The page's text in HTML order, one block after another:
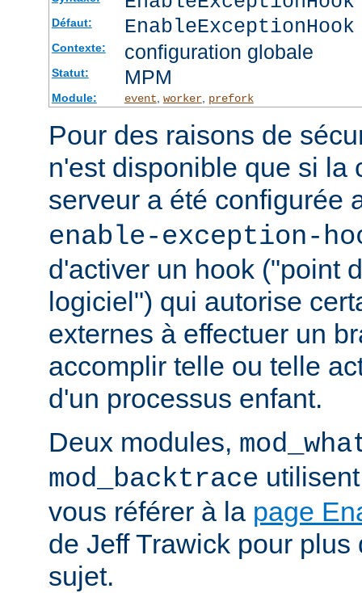
Défaut:
Contexte: configuration globale
Statut: MPM
Module: event worker, prefork
Pour des raisons de
n'est disponible que si la
serveur a été configurée
enable-exception-
d'activer un hook ("point
logiciel") qui autorise
externes à effectuer un
accomplir telle ou telle
d'un processus enfant.
Deux modules,
mod_backtrace
vous référer à la page
de Jeff Trawick pour
sujet.